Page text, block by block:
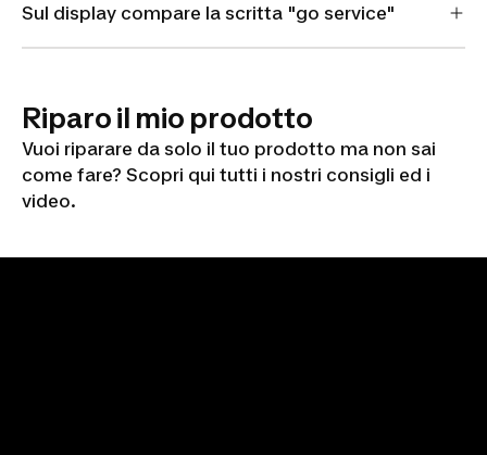
Sul display compare la scritta "go service"
Riparo il mio prodotto
Vuoi riparare da solo il tuo prodotto ma non sai
come fare? Scopri qui tutti i nostri consigli ed i
video.